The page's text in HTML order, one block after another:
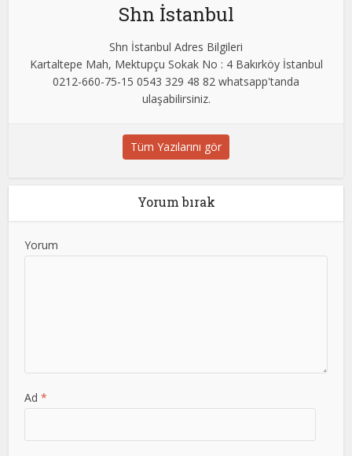
Shn İstanbul
Shn İstanbul Adres Bilgileri
Kartaltepe Mah, Mektupçu Sokak No : 4 Bakırköy İstanbul
0212-660-75-15 0543 329 48 82 whatsapp'tanda
ulaşabilirsiniz.
Tüm Yazılarını gör
Yorum bırak
Yorum
Ad*